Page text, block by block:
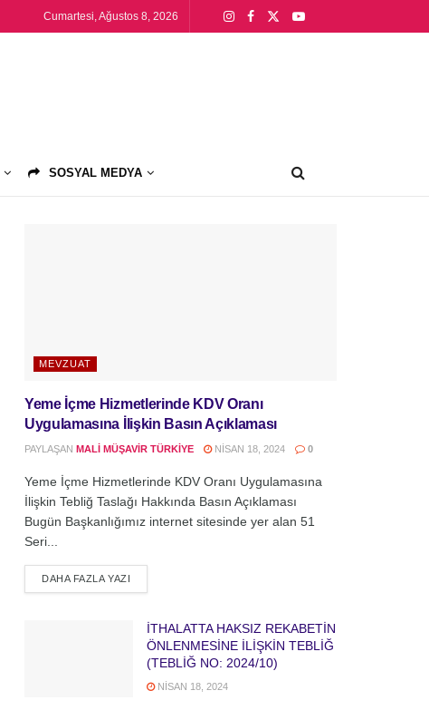
Cumartesi, Ağustos 8, 2026
SOSYAL MEDYA
MEVZUAT
Yeme İçme Hizmetlerinde KDV Oranı
Uygulamasına İlişkin Basın Açıklaması
PAYLAŞAN MALI MÜŞAVIR TÜRKIYE NISAN 18, 2024 0
Yeme İçme Hizmetlerinde KDV Oranı Uygulamasına
İlişkin Tebliğ Taslağı Hakkında Basın Açıklaması
Bugün Başkanlığımız internet sitesinde yer alan 51
Seri...
DAHA FAZLA YAZI
İTHALATTA HAKSIZ REKABETİN
ÖNLENMESİNE İLİŞKİN TEBLİĞ
(TEBLİĞ NO: 2024/10)
NISAN 18, 2024